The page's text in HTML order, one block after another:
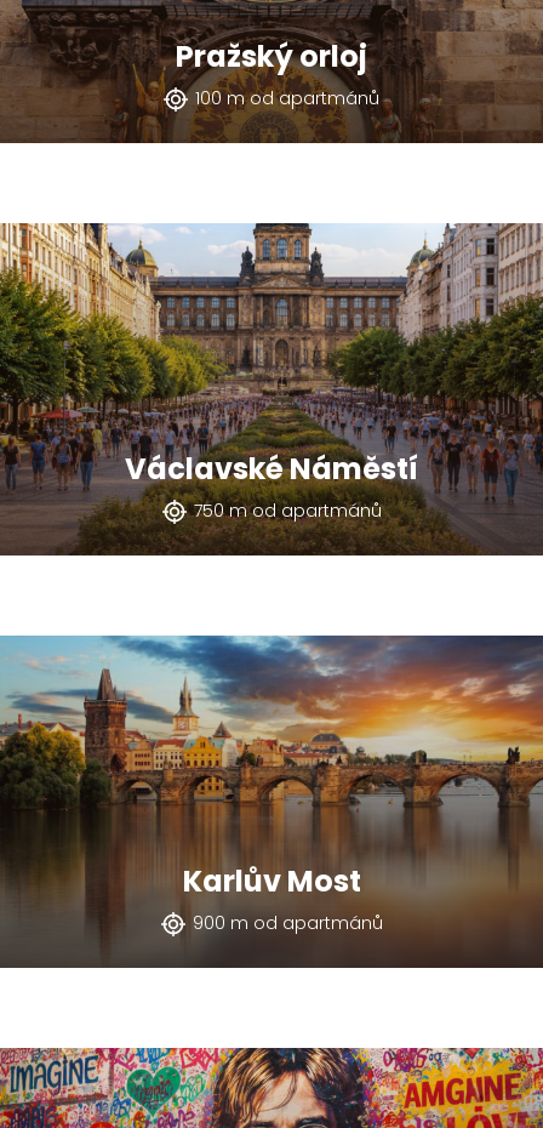
Pražský orloj
100 m od apartmánů
Václavské Náměstí
750 m od apartmánů
Karlův Most
900 m od apartmánů